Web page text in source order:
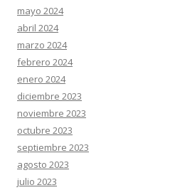
mayo 2024
abril 2024
marzo 2024
febrero 2024
enero 2024
diciembre 2023
noviembre 2023
octubre 2023
septiembre 2023
agosto 2023
julio 2023